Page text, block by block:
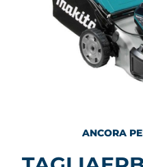
ANCORA